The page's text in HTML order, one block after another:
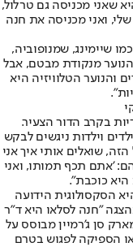
שאני מכניסה גם טרלול,
ואני מכניסה את חנה
שיימינג, שמנופוביה,
מנקודת מבטם, אבל
והנוער הטלוויזיה היא
בקרב הדור הצעיר.
וילדות ניגשים לבקש
שואלים אותי איך אני
'אתם תכף תמותו, ואני
כוכבת".
הסקסולוגית הידועה
"חנה לסלאו היא ד"ר
סן ג'רמיין מבוסס על
הספיקה לפגוש בטרם